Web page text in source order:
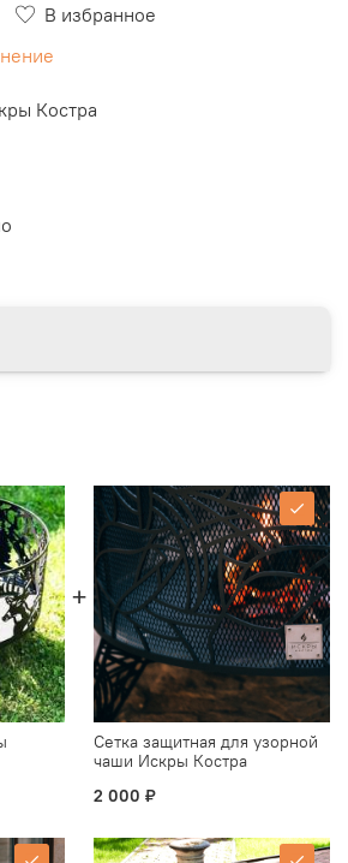
В избранное
Костра
Сетка защитная для узорной
чаши Искры Костра
2 000 ₽